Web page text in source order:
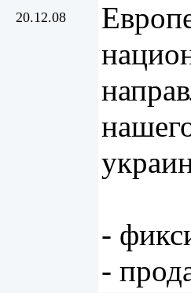
20.12.08
-
-